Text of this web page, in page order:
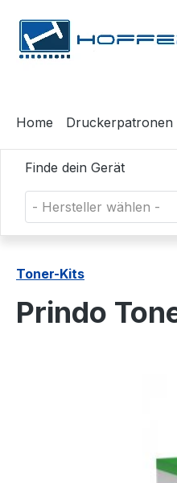
Hauptinhalt springen
Zur Suche springen
Zur Hauptnavigation
Home Druckerpatronen
Finde dein Gerät
- Hersteller wählen -
Toner-Kits
Prindo